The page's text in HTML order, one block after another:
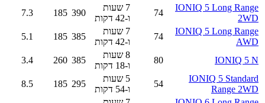
IONIQ 5 Long Range
2WD
74
7 שעות
ו-42 דקות
390
185
7.3
IONIQ 5 Long Range
AWD
74
7 שעות
ו-42 דקות
385
185
5.1
IONIQ 5 N
80
8 שעות
ו-18 דקות
385
260
3.4
IONIQ 5 Standard
Range 2WD
54
5 שעות
ו-54 דקות
295
185
8.5